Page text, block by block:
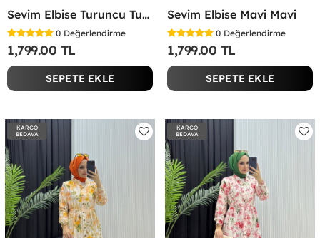
Sevim Elbise Turuncu Turuncu
0 Değerlendirme
1,799.00 TL
SEPETE EKLE
Sevim Elbise Mavi Mavi
0 Değerlendirme
1,799.00 TL
SEPETE EKLE
KARGO
BEDAVA
KARGO
BEDAVA